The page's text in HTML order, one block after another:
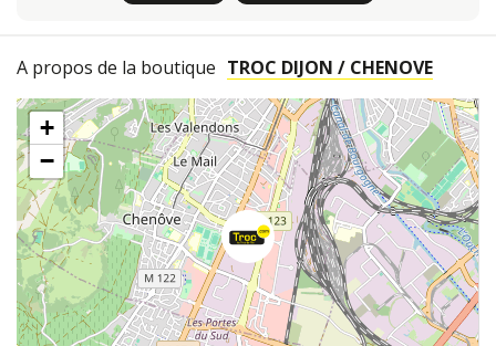
A propos de la boutique TROC DIJON / CHENOVE
+
−